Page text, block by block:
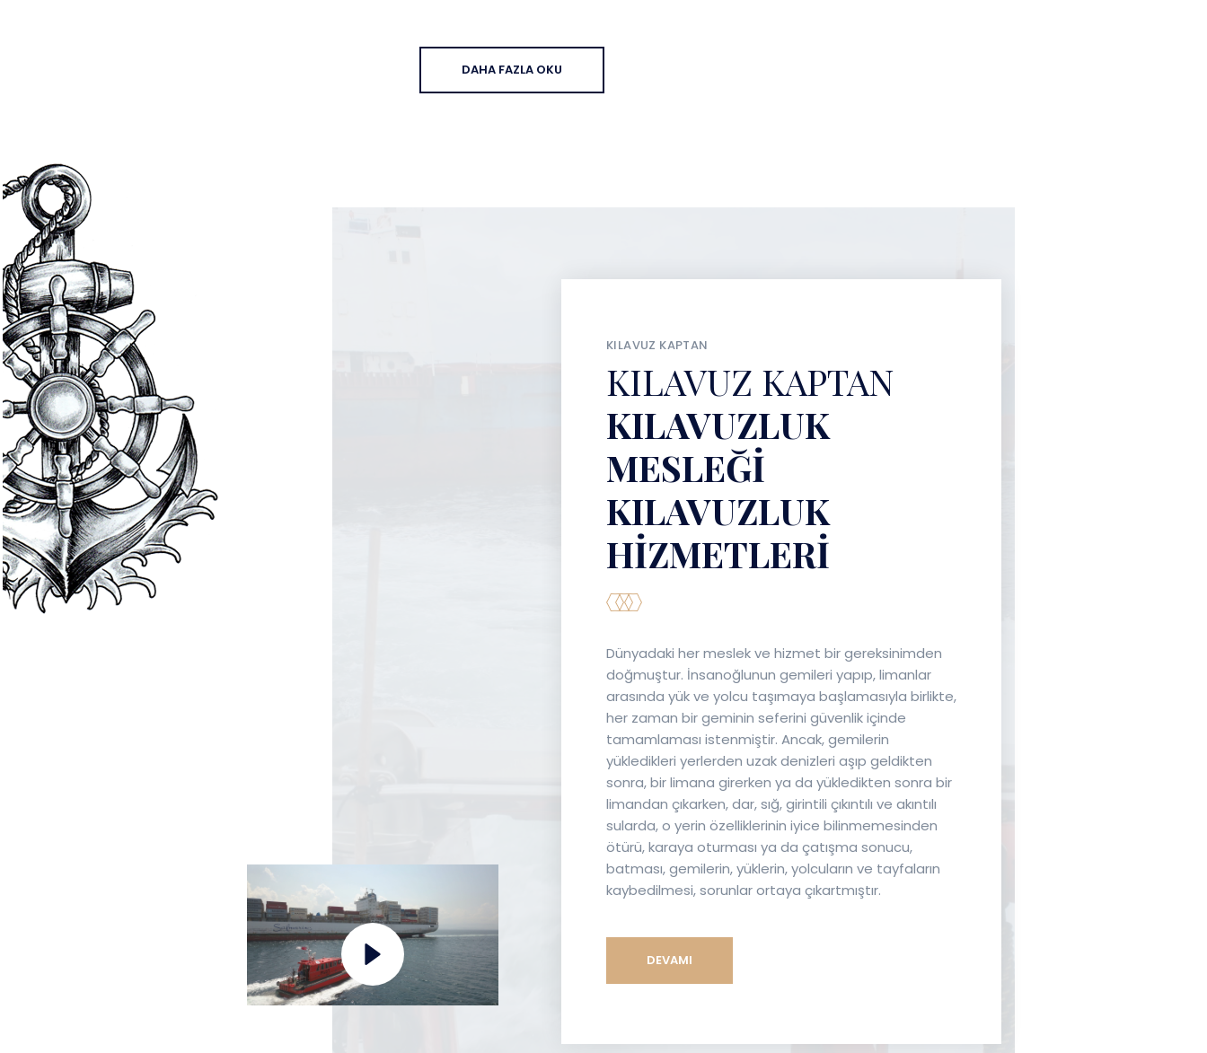
DAHA FAZLA OKU
KILAVUZ KAPTAN
KILAVUZ KAPTAN
KILAVUZLUK
MESLEĞI
KILAVUZLUK
HIZMETLERI
Dünyadaki her meslek ve hizmet bir gereksinimden
doğmuştur. İnsanoğlunun gemileri yapıp, limanlar
arasında yük ve yolcu taşımaya başlamasıyla birlikte,
her zaman bir geminin seferini güvenlik içinde
tamamlaması istenmiştir. Ancak, gemilerin
yükledikleri yerlerden uzak denizleri aşıp geldikten
sonra, bir limana girerken ya da yükledikten sonra bir
limandan çıkarken, dar, sığ, girintili çıkıntılı ve akıntılı
sularda, o yerin özelliklerinin iyice bilinmemesinden
ötürü, karaya oturması ya da çatışma sonucu,
batması, gemilerin, yüklerin, yolcuların ve tayfaların
kaybedilmesi, sorunlar ortaya çıkartmıştır.
DEVAMI